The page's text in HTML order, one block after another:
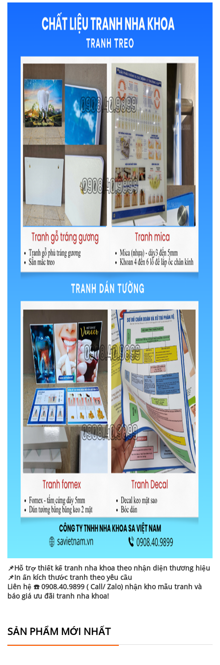
📌Hỗ trợ thiết kế tranh nha khoa theo nhận diện thương hiệu
📌In ấn kích thước tranh theo yêu cầu
Liên hệ ☎️ 0908.40.9899 ( Call/ Zalo) nhận kho mẫu tranh và
báo giá ưu đãi tranh nha khoa!
SẢN PHẨM MỚI NHẤT